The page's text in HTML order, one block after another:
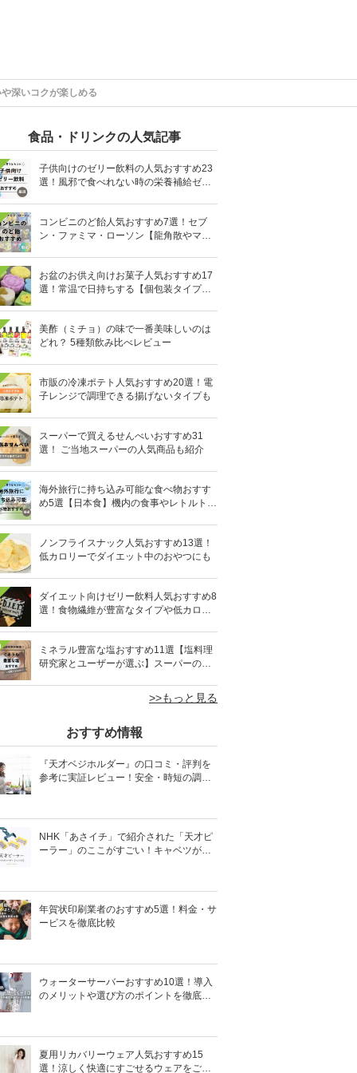
深いコクが楽しめる
食品・ドリンクの人気記事
子供向けのゼリー飲料の人気おすすめ23
選！風邪で食べれない時の栄養補給ゼリ
コンビニのど飴人気おすすめ7選！セブ
ン・ファミマ・ローソン【龍角散やマヌ
お盆のお供え向けお菓子人気おすすめ17
選！常温で日持ちする【個包装タイプ
美酢（ミチョ）の味で一番美味しいのは
どれ？ 5種類飲み比べレビュー
市販の冷凍ポテト人気おすすめ20選！電
子レンジで調理できる揚げないタイプも
スーパーで買えるせんべいおすすめ31
選！ ご当地スーパーの人気商品も紹介
海外旅行に持ち込み可能な食べ物おすす
め5選【日本食】機内の食事やレトルト食
ノンフライスナック人気おすすめ13選！
低カロリーでダイエット中のおやつにも
ダイエット向けゼリー飲料人気おすすめ8
選！食物繊維が豊富なタイプや低カロリ
ミネラル豊富な塩おすすめ11選【塩料理
研究家とユーザーが選ぶ】スーパーの人
>>もっと見る
おすすめ情報
『天才ベジホルダー』の口コミ・評判を
参考に実証レビュー！安全・時短の調理
NHK「あさイチ」で紹介された「天才ピ
ーラー」のここがすごい！キャベツがほ
年賀状印刷業者のおすすめ5選！料金・サ
ービスを徹底比較
ウォーターサーバーおすすめ10選！導入
のメリットや選び方のポイントを徹底解
夏用リカバリーウェア人気おすすめ15
選！涼しく快適にすごせるウェアをご紹